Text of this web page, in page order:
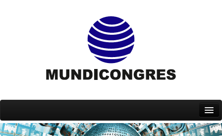
Inicio